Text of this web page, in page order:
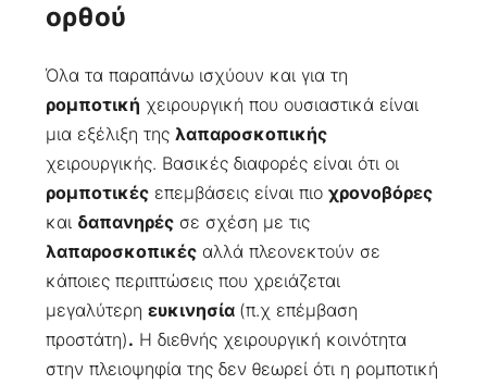
ορθού
Όλα τα παραπάνω ισχύουν και για τη
ρομποτική χειρουργική που ουσιαστικά είναι
μια εξέλιξη της λαπαροσκοπικής
χειρουργικής. Βασικές διαφορές είναι ότι οι
ρομποτικές επεμβάσεις είναι πιο χρονοβόρες
και δαπανηρές σε σχέση με τις
λαπαροσκοπικές αλλά πλεονεκτούν σε
κάποιες περιπτώσεις που χρειάζεται
μεγαλύτερη ευκινησία (π.χ επέμβαση
προστάτη). Η διεθνής χειρουργική κοινότητα
στην πλειοψηφία της δεν θεωρεί ότι η ρομποτική